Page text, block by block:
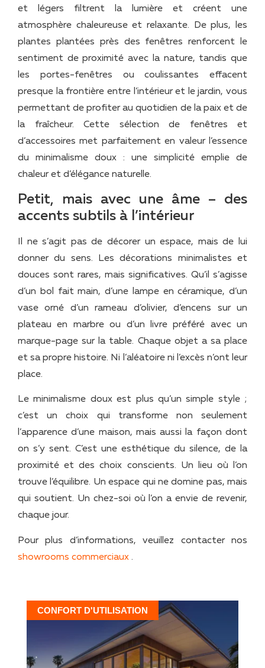
et légers filtrent la lumière et créent une
atmosphère chaleureuse et relaxante. De plus, les
plantes plantées près des fenêtres renforcent le
sentiment de proximité avec la nature, tandis que
les portes-fenêtres ou coulissantes effacent
presque la frontière entre l’intérieur et le jardin, vous
permettant de profiter au quotidien de la paix et de
la fraîcheur. Cette sélection de fenêtres et
d’accessoires met parfaitement en valeur l’essence
du minimalisme doux : une simplicité emplie de
chaleur et d’élégance naturelle.
Petit, mais avec une âme – des
accents subtils à l’intérieur
Il ne s’agit pas de décorer un espace, mais de lui
donner du sens. Les décorations minimalistes et
douces sont rares, mais significatives. Qu’il s’agisse
d’un bol fait main, d’une lampe en céramique, d’un
vase orné d’un rameau d’olivier, d’encens sur un
plateau en marbre ou d’un livre préféré avec un
marque-page sur la table. Chaque objet a sa place
et sa propre histoire. Ni l’aléatoire ni l’excès n’ont leur
place.
Le minimalisme doux est plus qu’un simple style ;
c’est un choix qui transforme non seulement
l’apparence d’une maison, mais aussi la façon dont
on s’y sent. C’est une esthétique du silence, de la
proximité et des choix conscients. Un lieu où l’on
trouve l’équilibre. Un espace qui ne domine pas, mais
qui soutient. Un chez-soi où l’on a envie de revenir,
chaque jour.
Pour plus d’informations, veuillez contacter nos
showrooms commerciaux .
CONFORT D'UTILISATION